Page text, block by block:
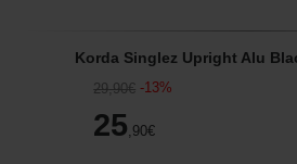
Korda Singlez Upright Alu
29,90€ -13%
25 ,90€